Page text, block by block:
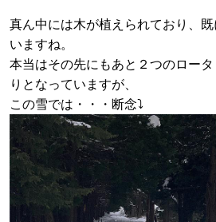
真ん中には木が植えられており、
いますね。
本当はその先にもあと２つのロー
りとなっていますが、
この雪では・・・断念⤵